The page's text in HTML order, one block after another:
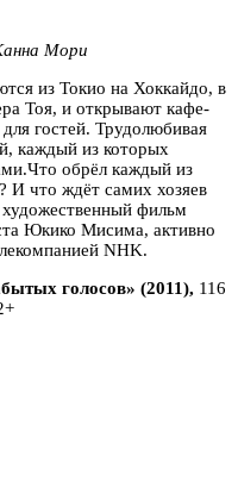
Мори
из Токио на Хоккайдо, в
Тоя, и открывают кафе-
гостей. Трудолюбивая
каждый из которых
обрёл каждый из
И что ждёт самих хозяев
фильм
Юкико Мисима, активно
NHK.
голосов» (2011), 116